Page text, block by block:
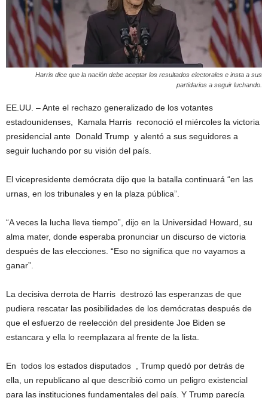
Harris dice que la nación debe aceptar los resultados electorales e insta a sus
partidarios a seguir luchando.
EE.UU. – Ante el rechazo generalizado de los votantes
estadounidenses, Kamala Harris reconoció el miércoles la victoria
presidencial ante Donald Trump y alentó a sus seguidores a
seguir luchando por su visión del país.
El vicepresidente demócrata dijo que la batalla continuará “en las
urnas, en los tribunales y en la plaza pública”.
“A veces la lucha lleva tiempo”, dijo en la Universidad Howard, su
alma mater, donde esperaba pronunciar un discurso de victoria
después de las elecciones. “Eso no significa que no vayamos a
ganar”.
La decisiva derrota de Harris destrozó las esperanzas de que
pudiera rescatar las posibilidades de los demócratas después de
que el esfuerzo de reelección del presidente Joe Biden se
estancara y ella lo reemplazara al frente de la lista.
En todos los estados disputados , Trump quedó por detrás de
ella, un republicano al que describió como un peligro existencial
para las instituciones fundamentales del país. Y Trump parecía